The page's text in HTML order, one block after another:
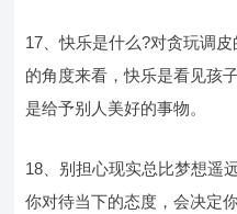
17、快乐是什么?对贪玩调
的角度来看，快乐是看见孩
是给予别人美好的事物。
18、别担心现实总比梦想遥
你对待当下的态度，会决定